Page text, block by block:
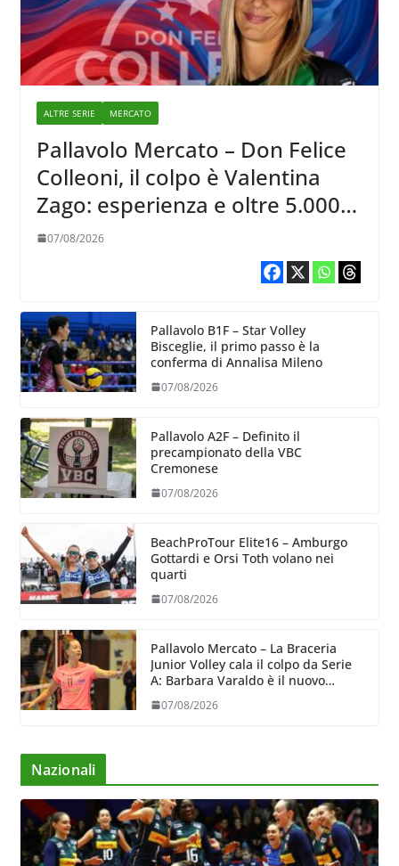
ALTRE SERIE MERCATO
Pallavolo Mercato – Don Felice
Colleoni, il colpo è Valentina
Zago: esperienza e oltre 5.000
punti al servizio di Trescore
07/08/2026
Pallavolo B1F – Star Volley
Bisceglie, il primo passo è la
conferma di Annalisa Mileno
07/08/2026
Pallavolo A2F – Definito il
precampionato della VBC
Cremonese
07/08/2026
BeachProTour Elite16 – Amburgo
Gottardi e Orsi Toth volano nei
quarti
07/08/2026
Pallavolo Mercato – La Braceria
Junior Volley cala il colpo da Serie
A: Barbara Varaldo è il nuovo
07/08/2026
Nazionali